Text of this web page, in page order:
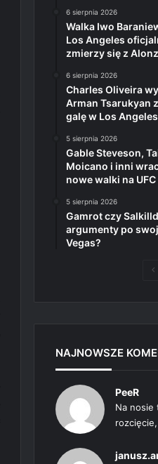
6 sierpnia 2026
Walka Iwo
Los Angeles
zmierzy się z
6 sierpnia 2026
Charles Oliveira
Arman Tsarukyan
galę w Los Angeles
5 sierpnia 2026
Gable Steveson,
Moicano i inni
nowe walki na UFC
5 sierpnia 2026
Gamrot czy
argumenty po
Vegas?
NAJNOWSZE
PeeR
Na nosie